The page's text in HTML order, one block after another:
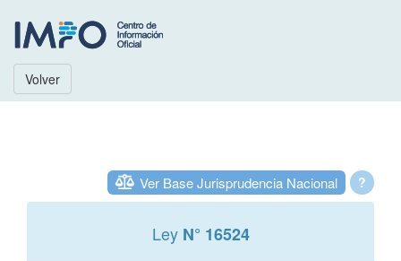
Volver
?
Ver Base Jurisprudencia Nacional
Ley N° 16524